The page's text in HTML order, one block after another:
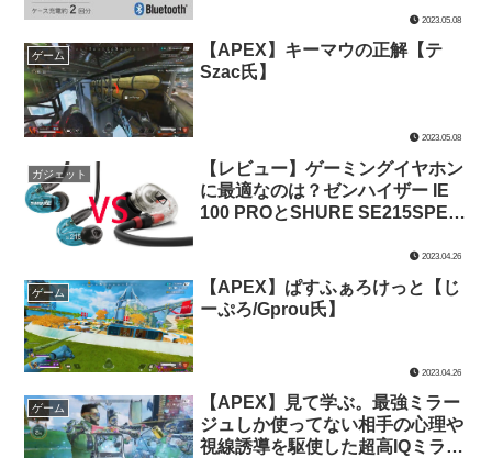
2023.05.08
ゲーム
【APEX】キーマウの正解【テ
Szac氏】
2023.05.08
ガジェット
【レビュー】ゲーミングイヤホン
に最適なのは？ゼンハイザー IE
100 PROとSHURE SE215SPE-A
みた【ゲーミングイヤホン】2023.04.26
ゲーム
【APEX】ぱすふぁろけっと【じ
ーぷろ/Gprou氏】
2023.04.26
ゲーム
【APEX】見て学ぶ。最強ミラー
ジュしか使ってない相手の心理や
視線誘導を駆使した超高IQミラー